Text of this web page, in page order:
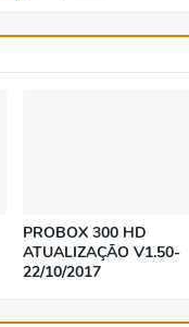
PROBOX 300 HD
ATUALIZAÇÃO V1.50-
22/10/2017